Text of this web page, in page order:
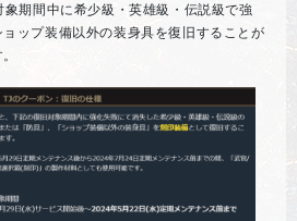
期間中に希少級・英雄級・伝説級で強
ップ装備以外の装身具を復旧することが